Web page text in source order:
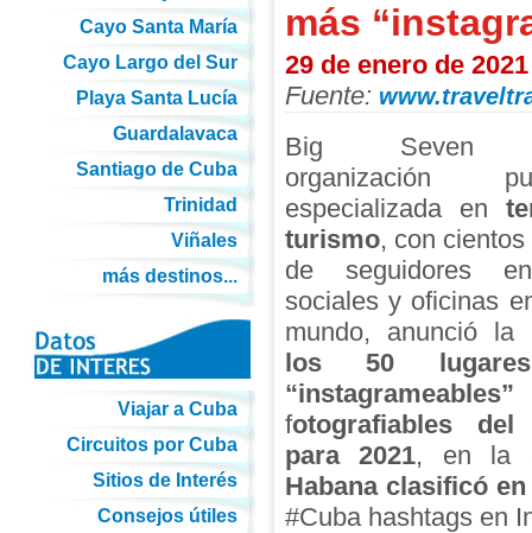
más
29 de enero de 2021
Fuente:
Big Seven
organización
especializada en
turismo, con cientos
de seguidores
sociales y oficinas
mundo, anunció la
los 50
“instagrameables”
fotografiables del
para 2021, en la
Habana clasificó
#Cuba hashtags en
Cayo Santa María
Cayo Largo del Sur
Playa Santa Lucía
Guardalavaca
Santiago de Cuba
Trinidad
Viñales
más destinos...
Viajar a Cuba
Circuitos por Cuba
Sitios de Interés
Consejos útiles